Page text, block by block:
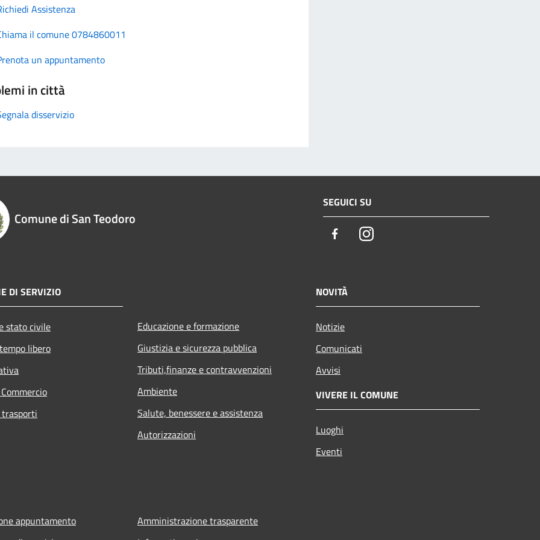
Assistenza
il comune 0784860011
un appuntamento
in città
disservizio
Comune di San Teodoro
SEGUICI SU
FacebookInstagram
DI SERVIZIO
stato civile
libero
Educazione e formazione
Giustizia e sicurezza pubblica
Tributi,finanze e contravvenzioni
Ambiente
Salute, benessere e assistenza
Autorizzazioni
NOVITÀ
Notizie
Comunicati
Avvisi
VIVERE IL COMUNE
Luoghi
Eventi
appuntamento
Amministrazione trasparente